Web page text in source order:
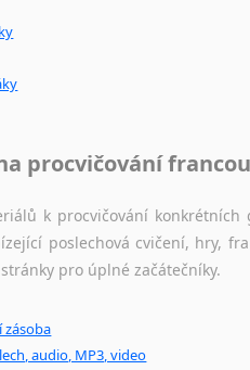
procvičování
k procvičování
poslechová cvičení, hry,
pro úplné začátečníky.
zásoba
audio, MP3, video